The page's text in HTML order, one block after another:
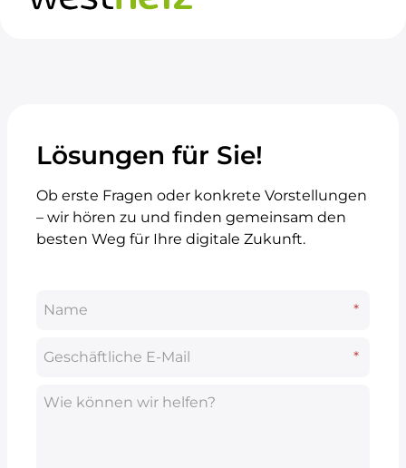
Lösungen für Sie!
Ob erste Fragen oder konkrete Vorstellungen
– wir hören zu und finden gemeinsam den
besten Weg für Ihre digitale Zukunft.
*
Geschäftliche E-Mail *
*
Wie können wir helfen?